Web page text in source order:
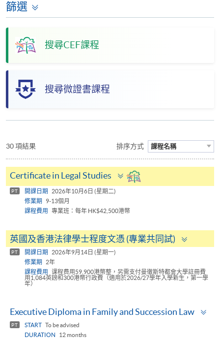
篩選
搜尋CEF課程
搜尋微證書課程
30 項結果 排序方式 課程名稱
Certificate in Legal Studies
Toggle
panel
PT 開課日期
2026年10月6日 (星期二)
修業期
9-13個月
課程費用
專業班：每年 HK$42,500港幣
英國及香港法律學士程度文憑 (專業共同試)
panel
PT 開課日期
2026年9月14日 (星期一)
修業期
2年
課程費用
课程费用59,900港幣整，另需支付曼徹斯特都會大學註冊費
用1,084英鎊和300港幣行政費（適用於2026/27學年入學新生，第一學
年）
Executive Diploma in Family and Succession Law
PT START To be advised
DURATION
12 months